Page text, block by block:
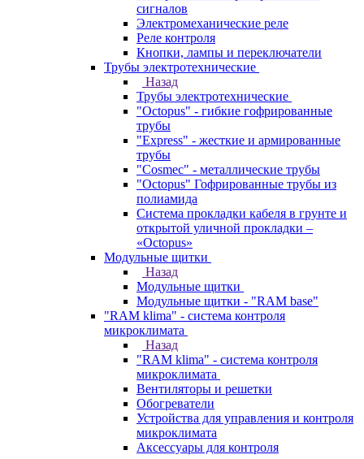
сигналов
Электромеханические реле
Реле контроля
Кнопки, лампы и переключатели
Трубы электротехнические
Назад
Трубы электротехнические
"Octopus" - гибкие гофрированные
трубы
"Express" - жесткие и армированные
трубы
"Cosmec" - металлические трубы
"Octopus" Гофрированные трубы из
полиамида
Система прокладки кабеля в грунте и
открытой уличной прокладки –
«Octopus»
Модульные щитки
Назад
Модульные щитки
Модульные щитки - "RAM base"
"RAM klima" - система контроля
микроклимата
Назад
"RAM klima" - система контроля
микроклимата
Вентиляторы и решетки
Обогреватели
Устройства для управления и контроля
микроклимата
Аксессуары для контроля